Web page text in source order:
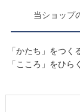
当ショップ
「かたち」をつく
「こころ」をひら